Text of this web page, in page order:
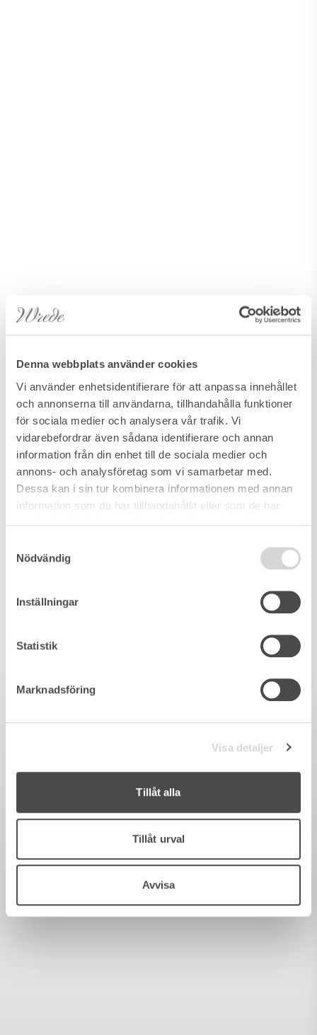
Denna webbplats använder cookies
Vi använder enhetsidentifierare för att anpassa innehållet
och annonserna till användarna, tillhandahålla funktioner
för sociala medier och analysera vår trafik. Vi
vidarebefordrar även sådana identifierare och annan
information från din enhet till de sociala medier och
annons- och analysföretag som vi samarbetar med.
Dessa kan i sin tur kombinera informationen med annan
information som du har tillhandahållit eller som de har
Nödvändig
Inställningar
Statistik
Marknadsföring
Visa detaljer
Tillåt alla
Tillåt urval
Avvisa